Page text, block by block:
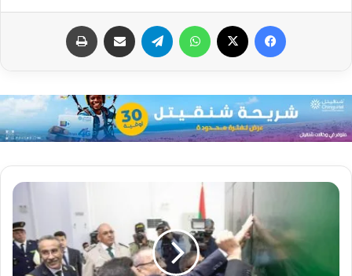
فيسبوك واتساب تيلقرام مشاركة عبر البريد